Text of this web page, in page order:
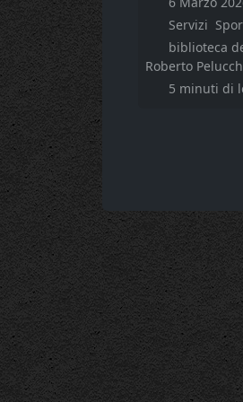
Servizi
biblioteca
Roberto
5 minuti di